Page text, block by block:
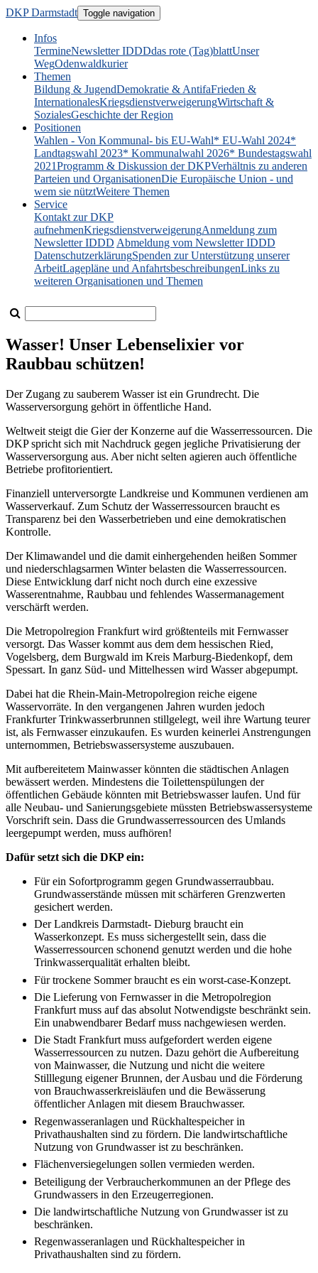
DKP Darmstadt Toggle navigation
Infos
TermineNewsletter IDDDdas rote (Tag)blattUnser
WegOdenwaldkurier
Themen
Bildung & JugendDemokratie & AntifaFrieden &
InternationalesKriegsdienstverweigerungWirtschaft &
SozialesGeschichte der Region
Positionen
Wahlen - Von Kommunal- bis EU-Wahl* EU-Wahl 2024*
Landtagswahl 2023* Kommunalwahl 2026* Bundestagswahl
2021Programm & Diskussion der DKPVerhältnis zu anderen
Parteien und OrganisationenDie Europäische Union - und
wem sie nütztWeitere Themen
Service
Kontakt zur DKP
aufnehmenKriegsdienstverweigerungAnmeldung zum
Newsletter IDDD Abmeldung vom Newsletter IDDD
DatenschutzerklärungSpenden zur Unterstützung unserer
ArbeitLagepläne und AnfahrtsbeschreibungenLinks zu
weiteren Organisationen und Themen
Wasser! Unser Lebenselixier vor
Raubbau schützen!
Der Zugang zu sauberem Wasser ist ein Grundrecht. Die
Wasserversorgung gehört in öffentliche Hand.
Weltweit steigt die Gier der Konzerne auf die Wasserressourcen. Die
DKP spricht sich mit Nachdruck gegen jegliche Privatisierung der
Wasserversorgung aus. Aber nicht selten agieren auch öffentliche
Betriebe profitorientiert.
Finanziell unterversorgte Landkreise und Kommunen verdienen am
Wasserverkauf. Zum Schutz der Wasserressourcen braucht es
Transparenz bei den Wasserbetrieben und eine demokratischen
Kontrolle.
Der Klimawandel und die damit einhergehenden heißen Sommer
und niederschlagsarmen Winter belasten die Wasserressourcen.
Diese Entwicklung darf nicht noch durch eine exzessive
Wasserentnahme, Raubbau und fehlendes Wassermanagement
verschärft werden.
Die Metropolregion Frankfurt wird größtenteils mit Fernwasser
versorgt. Das Wasser kommt aus dem dem hessischen Ried,
Vogelsberg, dem Burgwald im Kreis Marburg-Biedenkopf, dem
Spessart. In ganz Süd- und Mittelhessen wird Wasser abgepumpt.
Dabei hat die Rhein-Main-Metropolregion reiche eigene
Wasservorräte. In den vergangenen Jahren wurden jedoch
Frankfurter Trinkwasserbrunnen stillgelegt, weil ihre Wartung teurer
ist, als Fernwasser einzukaufen. Es wurden keinerlei Anstrengungen
unternommen, Betriebswassersysteme auszubauen.
Mit aufbereitetem Mainwasser könnten die städtischen Anlagen
bewässert werden. Mindestens die Toilettenspülungen der
öffentlichen Gebäude könnten mit Betriebswasser laufen. Und für
alle Neubau- und Sanierungsgebiete müssten Betriebswassersysteme
Vorschrift sein. Dass die Grundwasserressourcen des Umlands
leergepumpt werden, muss aufhören!
Dafür setzt sich die DKP ein:
Für ein Sofortprogramm gegen Grundwasserraubbau.
Grundwasserstände müssen mit schärferen Grenzwerten
gesichert werden.
Der Landkreis Darmstadt- Dieburg braucht ein
Wasserkonzept. Es muss sichergestellt sein, dass die
Wasserressourcen schonend genutzt werden und die hohe
Trinkwasserqualität erhalten bleibt.
Für trockene Sommer braucht es ein worst-case-Konzept.
Die Lieferung von Fernwasser in die Metropolregion
Frankfurt muss auf das absolut Notwendigste beschränkt sein.
Ein unabwendbarer Bedarf muss nachgewiesen werden.
Die Stadt Frankfurt muss aufgefordert werden eigene
Wasserressourcen zu nutzen. Dazu gehört die Aufbereitung
von Mainwasser, die Nutzung und nicht die weitere
Stilllegung eigener Brunnen, der Ausbau und die Förderung
von Brauchwasserkreisläufen und die Bewässerung
öffentlicher Anlagen mit diesem Brauchwasser.
Regenwasseranlagen und Rückhaltespeicher in
Privathaushalten sind zu fördern. Die landwirtschaftliche
Nutzung von Grundwasser ist zu beschränken.
Flächenversiegelungen sollen vermieden werden.
Beteiligung der Verbraucherkommunen an der Pflege des
Grundwassers in den Erzeugerregionen.
Die landwirtschaftliche Nutzung von Grundwasser ist zu
beschränken.
Regenwasseranlagen und Rückhaltespeicher in
Privathaushalten sind zu fördern.